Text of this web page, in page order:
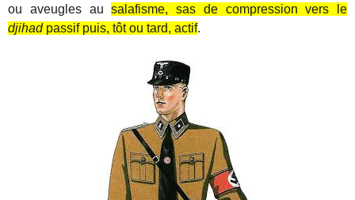
ou aveugles ausalafisme, sas de compression vers le
djihad passif puis, tôt ou tard, actif.